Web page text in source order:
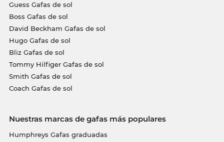
Guess Gafas de sol
Boss Gafas de sol
David Beckham Gafas de sol
Hugo Gafas de sol
Bliz Gafas de sol
Tommy Hilfiger Gafas de sol
Smith Gafas de sol
Coach Gafas de sol
Nuestras marcas de gafas más populares
Humphreys Gafas graduadas